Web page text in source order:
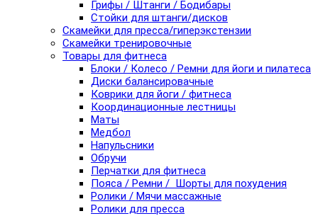
Грифы / Штанги / Бодибары
Стойки для штанги/дисков
Скамейки для пресса/гиперэкстензии
Скамейки тренировочные
Товары для фитнеса
Блоки / Колесо / Ремни для йоги и пилатеса
Диски балансировачные
Коврики для йоги / фитнеса
Координационные лестницы
Маты
Медбол
Напульсники
Обручи
Перчатки для фитнеса
Пояса / Ремни / Шорты для похудения
Ролики / Мячи массажные
Ролики для пресса